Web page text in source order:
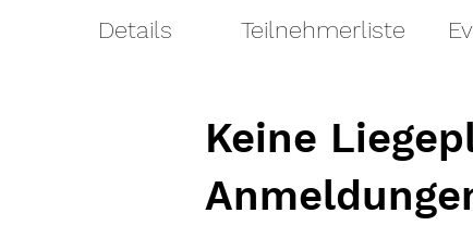
Details Teilnehmerliste
Keine